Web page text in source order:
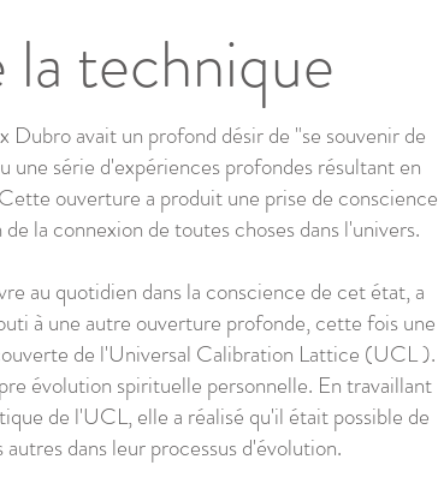
technique
Dubro avait un profond désir de "se souvenir de
série d'expériences profondes résultant en
ouverture a produit une prise de conscience
la connexion de toutes choses dans l'univers.
au quotidien dans la conscience de cet état, a
à une autre ouverture profonde, cette fois une
de l'Universal Calibration Lattice (UCL ).
évolution spirituelle personnelle. En travaillant
de l'UCL, elle a réalisé qu'il était possible de
dans leur processus d'évolution.